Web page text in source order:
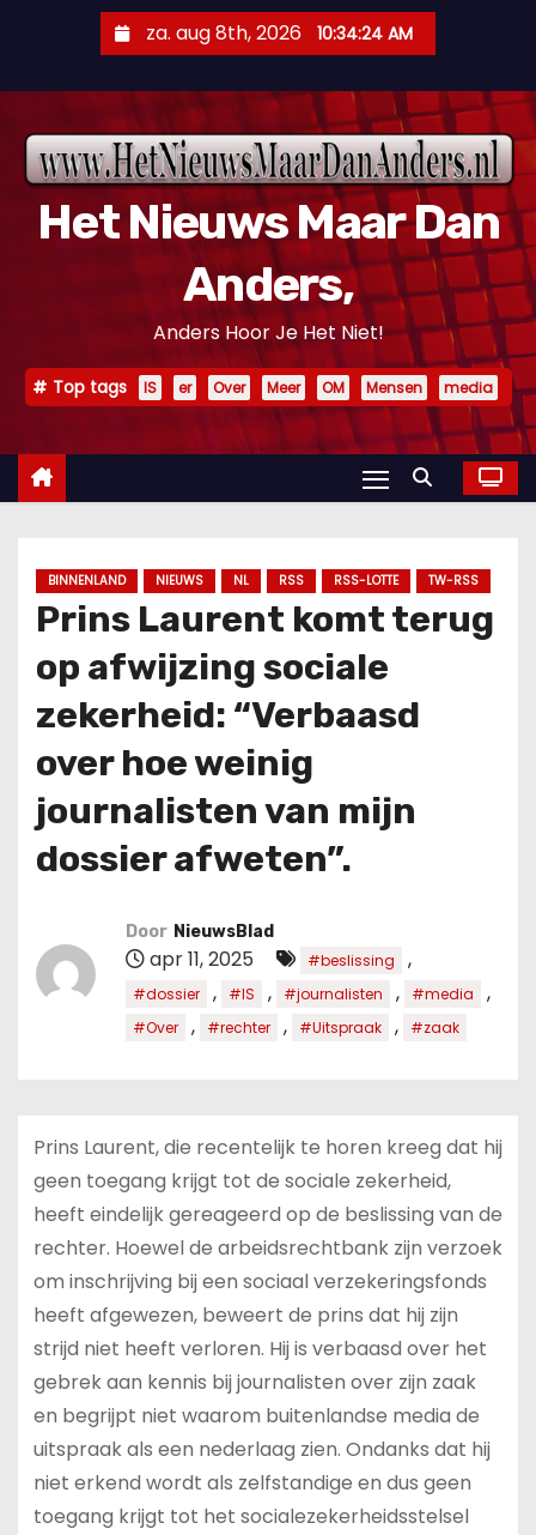
n
za. aug 8th, 2026 10:34:25 AM
Het Nieuws Maar Dan
Anders,
Anders Hoor Je Het Niet!
Top tags IS er Over Meer OM Mensen media
BINNENLAND NIEUWS NL RSS RSS-LOTTE TW-RSS
Prins Laurent komt terug
op afwijzing sociale
zekerheid: “Verbaasd
over hoe weinig
journalisten van mijn
dossier afweten”.
Door NieuwsBlad
apr 11, 2025 #beslissing ,
#dossier , #IS , #journalisten , #media ,
#Over , #rechter , #Uitspraak , #zaak
Prins Laurent, die recentelijk te horen kreeg dat hij
geen toegang krijgt tot de sociale zekerheid,
heeft eindelijk gereageerd op de beslissing van de
rechter. Hoewel de arbeidsrechtbank zijn verzoek
om inschrijving bij een sociaal verzekeringsfonds
heeft afgewezen, beweert de prins dat hij zijn
strijd niet heeft verloren. Hij is verbaasd over het
gebrek aan kennis bij journalisten over zijn zaak
en begrijpt niet waarom buitenlandse media de
uitspraak als een nederlaag zien. Ondanks dat hij
niet erkend wordt als zelfstandige en dus geen
toegang krijgt tot het socialezekerheidsstelsel